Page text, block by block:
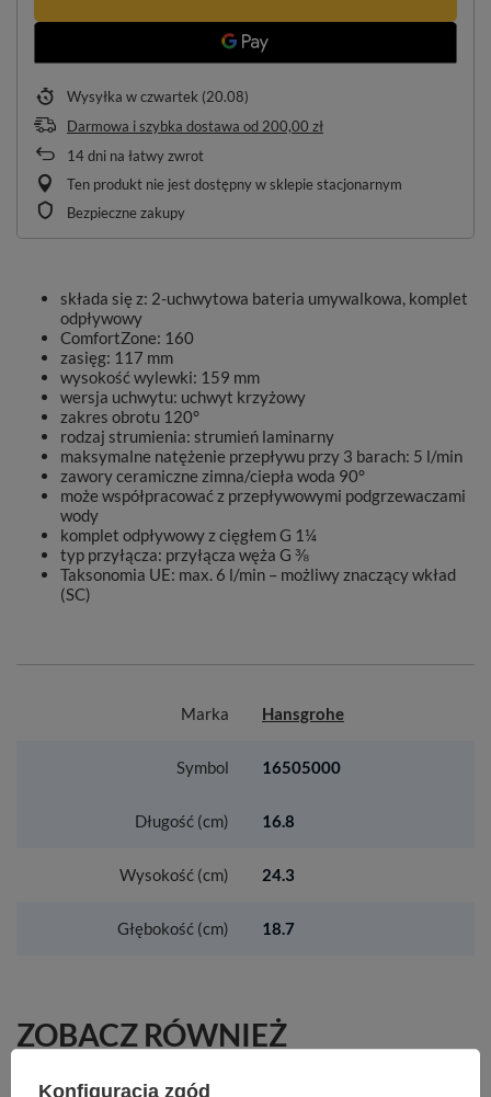
Wysyłka w czwartek (20.08)
Darmowa i szybka dostawa od 200,00 zł
14dni na łatwy zwrot
Ten produkt nie jest dostępny w sklepie stacjonarnym
Bezpieczne zakupy
składa się z: 2-uchwytowa bateria umywalkowa, komplet
odpływowy
ComfortZone: 160
zasięg: 117 mm
wysokość wylewki: 159 mm
wersja uchwytu: uchwyt krzyżowy
zakres obrotu 120°
rodzaj strumienia: strumień laminarny
maksymalne natężenie przepływu przy 3 barach: 5 l/min
zawory ceramiczne zimna/ciepła woda 90°
może współpracować z przepływowymi podgrzewaczami
wody
komplet odpływowy z cięgłem G 1¼
typ przyłącza: przyłącza węża G ⅜
Taksonomia UE: max. 6 l/min – możliwy znaczący wkład
(SC)
Marka Hansgrohe
Symbol 16505000
Długość (cm) 16.8
Wysokość (cm) 24.3
Głębokość (cm) 18.7
ZOBACZ RÓWNIEŻ
Konfiguracja zgód